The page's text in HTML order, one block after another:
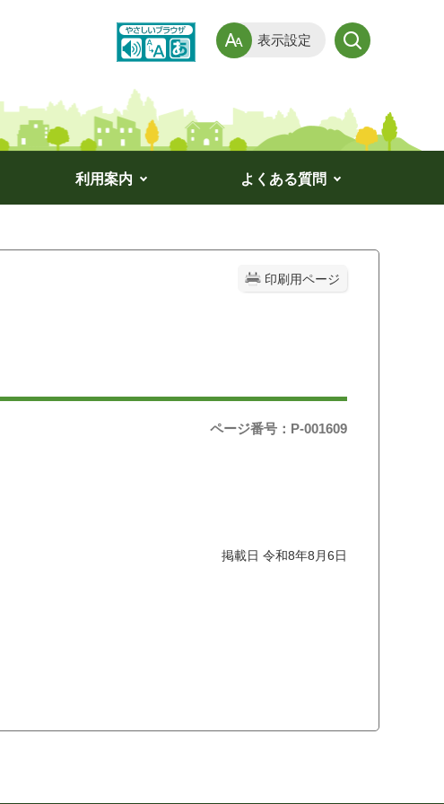
表示設定
利用案内 よくある質問
印刷用ページ
ページ番号：P-001609
掲載日 令和8年8月6日